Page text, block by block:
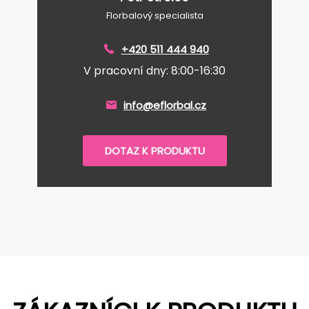
Florbalový specialista
+420 511 444 940
V pracovní dny: 8:00-16:30
info@eflorbal.cz
DOTAZ K PRODUKTU